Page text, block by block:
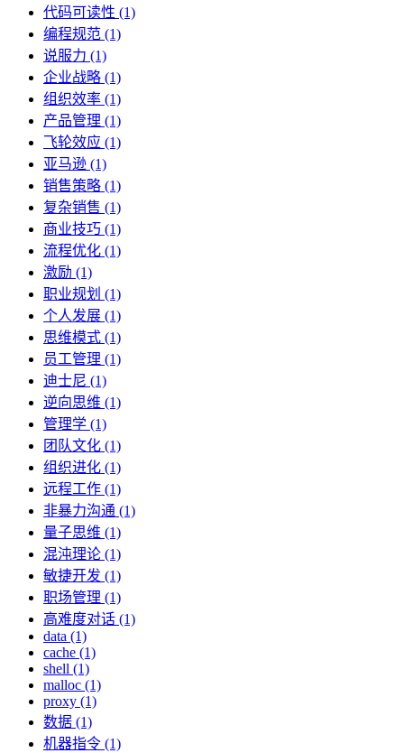
代码可读性 (1)
编程规范 (1)
说服力 (1)
企业战略 (1)
组织效率 (1)
产品管理 (1)
飞轮效应 (1)
亚马逊 (1)
销售策略 (1)
复杂销售 (1)
商业技巧 (1)
流程优化 (1)
激励 (1)
职业规划 (1)
个人发展 (1)
思维模式 (1)
员工管理 (1)
迪士尼 (1)
逆向思维 (1)
管理学 (1)
团队文化 (1)
组织进化 (1)
远程工作 (1)
非暴力沟通 (1)
量子思维 (1)
混沌理论 (1)
敏捷开发 (1)
职场管理 (1)
高难度对话 (1)
data (1)
cache (1)
shell (1)
malloc (1)
proxy (1)
数据 (1)
机器指令 (1)